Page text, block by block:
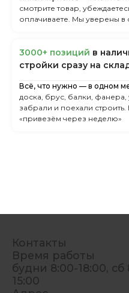
смотрите товар,
оплачиваете. Мы уверены в
3000+ пoзиций в
cтpoйки cpaзу нa
Всё, что нужно — в одном
доска, брус, балки, фанера,
забрали и поехали
«привезём через неделю»
Контакты
Время работы
будни 8:00-18:00, сб
15:00